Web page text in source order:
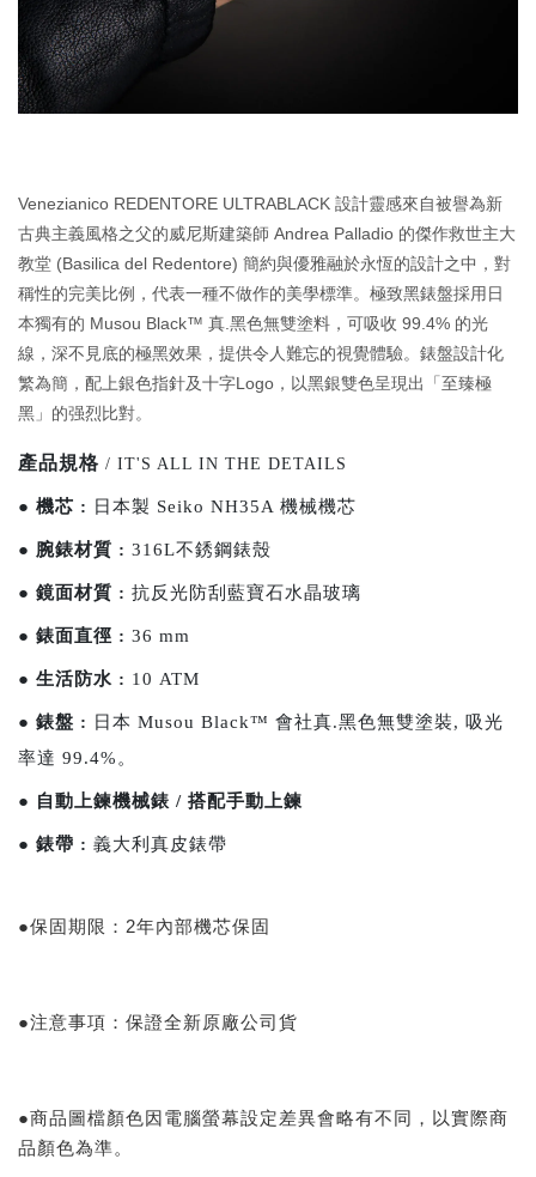
Venezianico REDENTORE ULTRABLACK 設計靈感來自被譽為新
古典主義風格之父的威尼斯建築師 Andrea Palladio 的傑作救世主大
教堂 (Basilica del Redentore) 簡約與優雅融於永恆的設計之中，對
稱性的完美比例，代表一種不做作的美學標準。極致黑錶盤採用日
本獨有的 Musou Black™ 真.黑色無雙塗料，可吸收 99.4% 的光
線，深不見底的極黑效果，提供令人難忘的視覺體驗。錶盤設計化
繁為簡，配上銀色指針及十字Logo，以黑銀雙色呈現出「至臻極
黑」的强烈比對。
產品規格 / IT'S ALL IN THE DETAILS
● 機芯 : 日本製 Seiko NH35A 機械機芯
● 腕錶材質 : 316L不銹鋼錶殼
● 鏡面材質 : 抗反光防刮藍寶石水晶玻璃
● 錶面直徑 : 36 mm
● 生活防水 : 10 ATM
● 錶盤 :
日本 Musou Black™ 會社真.黑色無雙塗裝, 吸光
率達 99.4%。
● 自動上鍊機械錶 / 搭配手動上鍊
● 錶帶 : 義大利真皮錶帶
●保固期限：2年內部機芯保固
●注意事項：保證全新原廠公司貨
●商品圖檔顏色因電腦螢幕設定差異會略有不同，以實際商
品顏色為準。